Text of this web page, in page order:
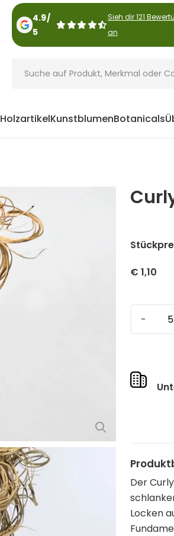
4.9/
5
Sieh dir 121
an
HolzartikelKunstblumenBotanicals
€ 1,10
Der
Locken